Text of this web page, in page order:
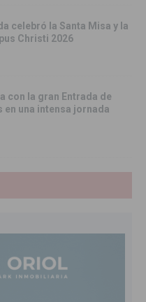
celebró la Santa Misa y la
Christi 2026
con la gran Entrada de
en una intensa jornada